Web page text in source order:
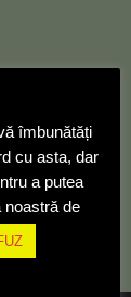
îmbunătăți
cu asta, dar
a putea
noastră de